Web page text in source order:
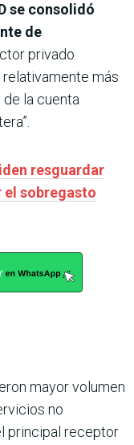
se consolidó
de
privado
más
la cuenta
resguardar
el sobregasto
mayor volumen
no
principal receptor